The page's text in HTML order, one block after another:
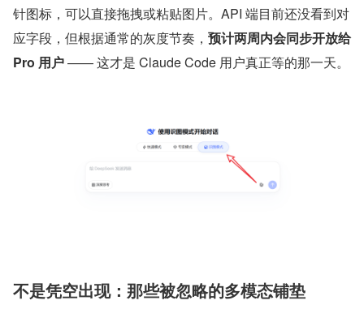
针图标，可以直接拖拽或粘贴图片。API 端目前还没看到对
应字段，但根据通常的灰度节奏， 预计两周内会同步开放给
Pro 用户 —— 这才是 Claude Code 用户真正等的那一天。
不是凭空出现：那些被忽略的多模态铺垫